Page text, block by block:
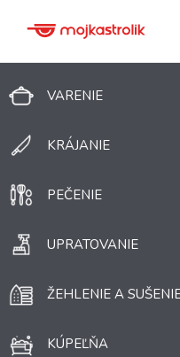
VARENIE
KRÁJANIE
PEČENIE
UPRATOVANIE
ŽEHLENIE A
KÚPEĽŇA